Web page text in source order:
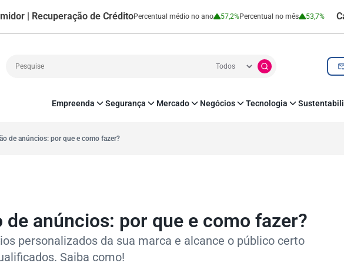
de CréditoPercentual médio no ano 57,2%Percentual no mês 53,7% Cartão
Empreenda
Crédito
Marketing
Segurança
Proteção de Dados
Mercado Negócios Tecnologia
de anúncios: por que e como fazer?
de anúncios: por que e como fazer?
personalizados da sua marca e alcance o público certo
Saiba como!